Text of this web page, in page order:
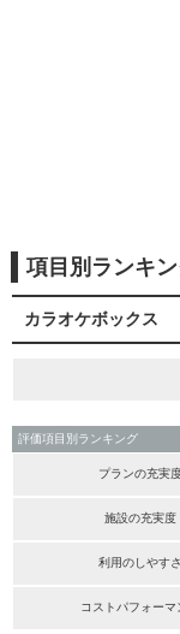
項目別ランキ
カラオケボックス
評価項目別ランキング
プランの充実
施設の充実度
利用のしやすさ
コストパフォーマ